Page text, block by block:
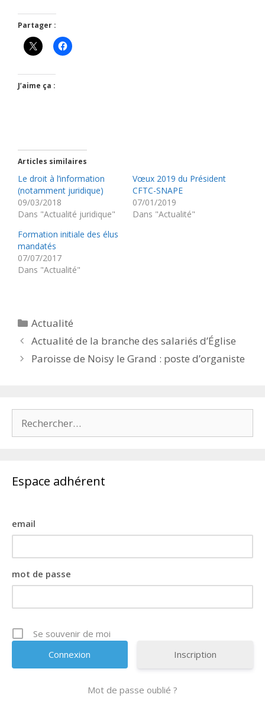
Partager :
J’aime ça :
Articles similaires
Le droit à l’information
(notamment juridique)
09/03/2018
Dans "Actualité juridique"
Vœux 2019 du Président
CFTC-SNAPE
07/01/2019
Dans "Actualité"
Formation initiale des élus
mandatés
07/07/2017
Dans "Actualité"
Catégories
Actualité
Actualité de la branche des salariés d’Église
Paroisse de Noisy le Grand : poste d’organiste
Espace adhérent
email
mot de passe
Se souvenir de moi
Inscription
Mot de passe oublié ?